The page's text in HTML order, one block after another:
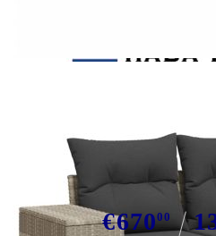
възглавници, 11
€67000